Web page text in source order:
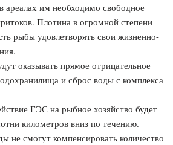
им необходимо свободное
Плотина в огромной степени
рыбы удовлетворять свои жизненно-
оказывать прямое отрицательное
и сброс воды с комплекса
ГЭС на рыбное хозяйство будет
километров вниз по течению.
не смогут компенсировать количество